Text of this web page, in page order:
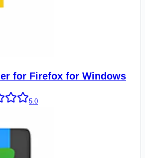
for Firefox for Windows
5.0